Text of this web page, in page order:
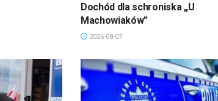
Dochód dla schroniska „U
Machowiaków”
2026-08-07